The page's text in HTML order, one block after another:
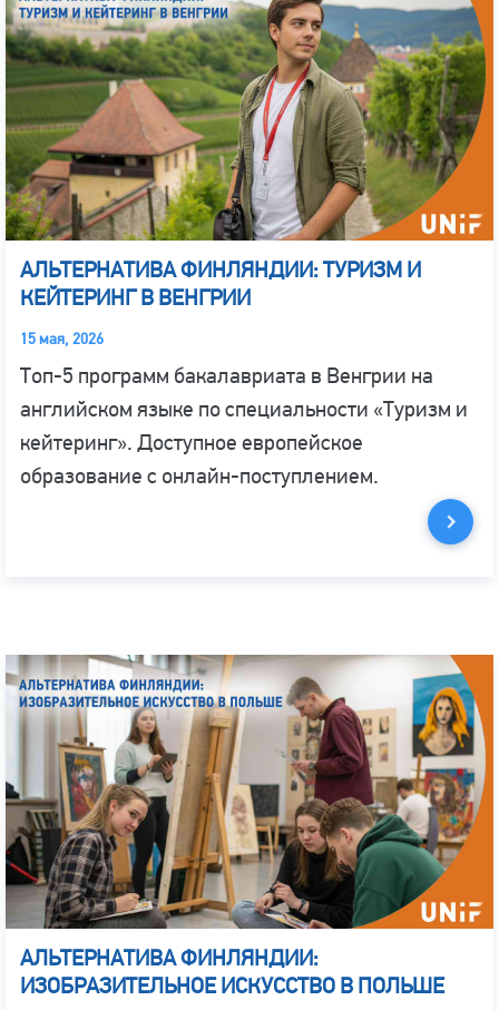
АЛЬТЕРНАТИВА ФИНЛЯНДИИ: ТУРИЗМ И
КЕЙТЕРИНГ В ВЕНГРИИ
15 мая, 2026
Топ-5 программ бакалавриата в Венгрии на
английском языке по специальности «Туризм и
кейтеринг». Доступное европейское
образование с онлайн-поступлением.
АЛЬТЕРНАТИВА ФИНЛЯНДИИ:
ИЗОБРАЗИТЕЛЬНОЕ ИСКУССТВО В ПОЛЬШЕ